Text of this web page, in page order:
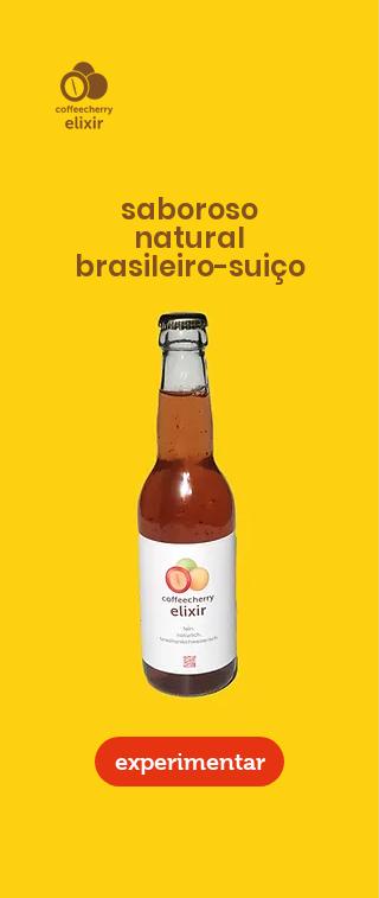
saboroso
natural
brasileiro-suiço
experimentar